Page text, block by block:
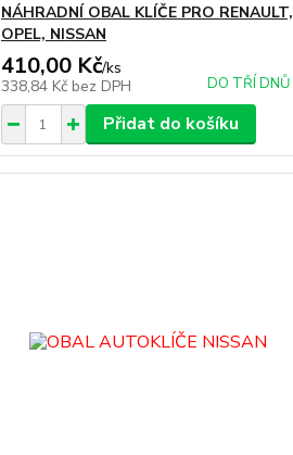
NÁHRADNÍ OBAL KLÍČE PRO RENAULT,
OPEL, NISSAN
410,00 Kč/ks
338,84 Kč bez DPH DO TŘÍ DNŮ
Přidat do košíku